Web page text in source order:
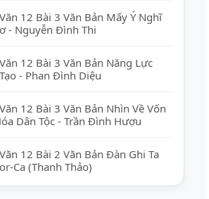
12 Bài 3 Văn Bản Mấy Ý Nghĩ
- Nguyễn Đình Thi
12 Bài 3 Văn Bản Năng Lực
- Phan Đình Diệu
12 Bài 3 Văn Bản Nhìn Về Vốn
Dân Tộc - Trần Đình Hượu
12 Bài 2 Văn Bản Đàn Ghi Ta
Ca (Thanh Thảo)